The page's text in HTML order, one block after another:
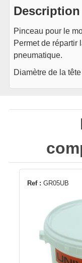
Description
Pinceau pour le
Permet de répartir
pneumatique.
Diamètre de la
Ref : GR05UB